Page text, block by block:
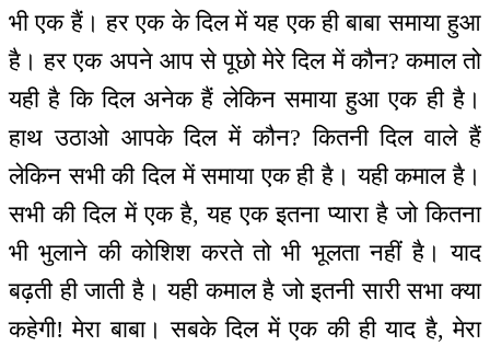
भी एक हैं। हर एक के दिल में यह एक ही बाबा समाया हुआ
है। हर एक अपने आप से पूछो मेरे दिल में कौन? कमाल तो
यही है कि दिल अनेक हैं लेकिन समाया हुआ एक ही है।
हाथ उठाओ आपके दिल में कौन? कितनी दिल वाले हैं
लेकिन सभी की दिल में समाया एक ही है। यही कमाल है।
सभी की दिल में एक है, यह एक इतना प्यारा है जो कितना
भी भुलाने की कोशिश करते तो भी भूलता नहीं है। याद
बढ़ती ही जाती है। यही कमाल है जो इतनी सारी सभा क्या
कहेगी! मेरा बाबा। सबके दिल में एक की ही याद है, मेरा